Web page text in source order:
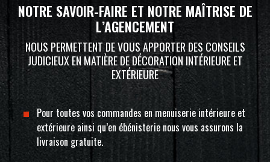
NOTRE SAVOIR-FAIRE ET NOTRE MAÎTRISE DE
L’AGENCEMENT
NOUS PERMETTENT DE VOUS APPORTER DES CONSEILS
JUDICIEUX EN MATIÈRE DE DÉCORATION INTÉRIEURE ET
EXTÉRIEURE
Pour toutes vos commandes en menuiserie intérieure et
extérieure ainsi qu’en ébénisterie nous vous assurons la
livraison gratuite.